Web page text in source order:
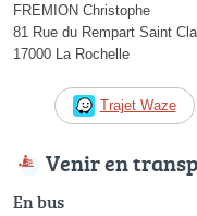
FREMION Christophe
81 Rue du Rempart Saint
17000 La Rochelle
Trajet Waze
Venir en
En bus